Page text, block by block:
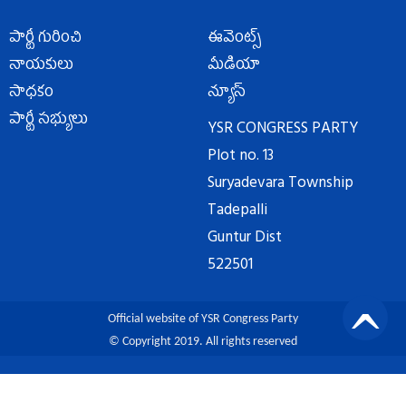
పార్టీ గురించి
నాయకులు
సాధకం
పార్టీ సభ్యులు
ఈవెంట్స్
మీడియా
న్యూస్
YSR CONGRESS PARTY
Plot no. 13
Suryadevara Township
Tadepalli
Guntur Dist
522501
Official website of YSR Congress Party
© Copyright 2019. All rights reserved